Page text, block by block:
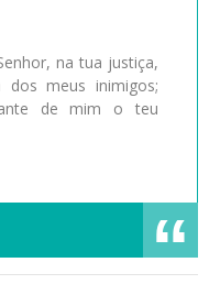
na tua justiça,
dos meus inimigos;
de mim o teu